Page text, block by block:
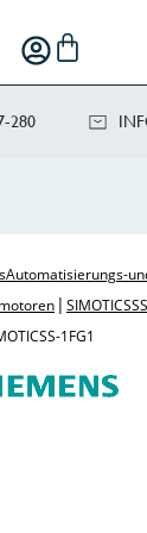
280 NI
Automatisierungs-
| SIMOTICS
S-1FG1